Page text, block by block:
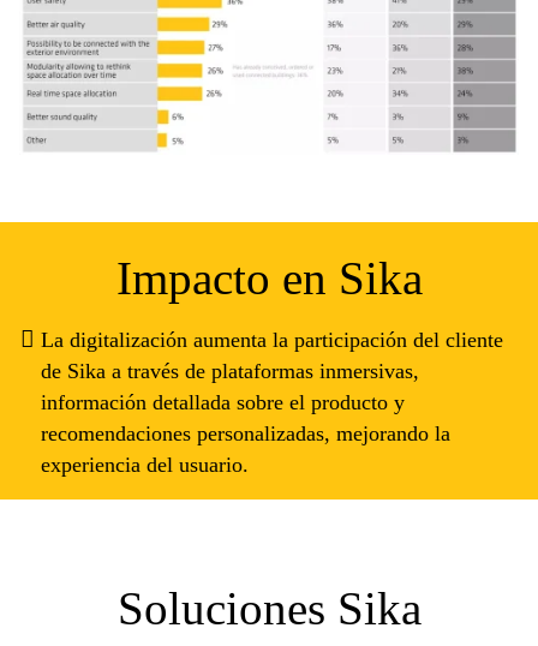
Impacto en Sika
La digitalización aumenta la participación del cliente
de Sika a través de plataformas inmersivas,
información detallada sobre el producto y
recomendaciones personalizadas, mejorando la
experiencia del usuario.
Soluciones Sika